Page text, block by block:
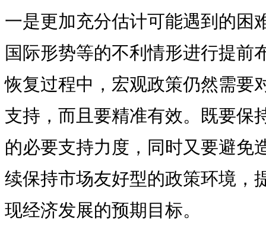
一是更加充分估计可能遇到的困
国际形势等的不利情形进行提前
恢复过程中，宏观政策仍然需要
支持，而且要精准有效。既要保
的必要支持力度，同时又要避免
续保持市场友好型的政策环境，
现经济发展的预期目标。